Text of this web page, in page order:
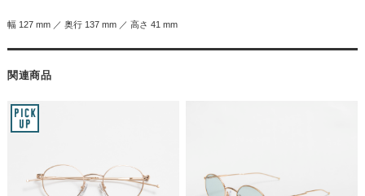
幅 127 mm ／ 奥行 137 mm ／ 高さ 41 mm
関連商品